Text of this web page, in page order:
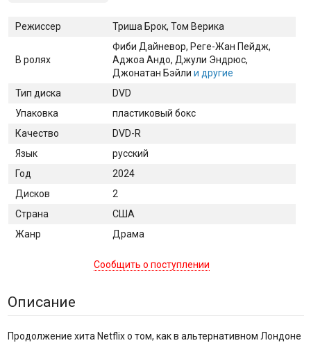
Режиссер Триша Брок, Том Верика
В ролях
Фиби Дайневор, Реге-Жан Пейдж,
Аджоа Андо, Джули Эндрюс,
Джонатан Бэйли и другие
Тип диска
DVD
Упаковка
пластиковый бокс
Качество
DVD-R
Язык
русский
Год
2024
Дисков
2
Страна
США
Жанр
Драма
Сообщить о поступлении
Описание
Продолжение хита Netflix о том, как в альтернативном Лондоне